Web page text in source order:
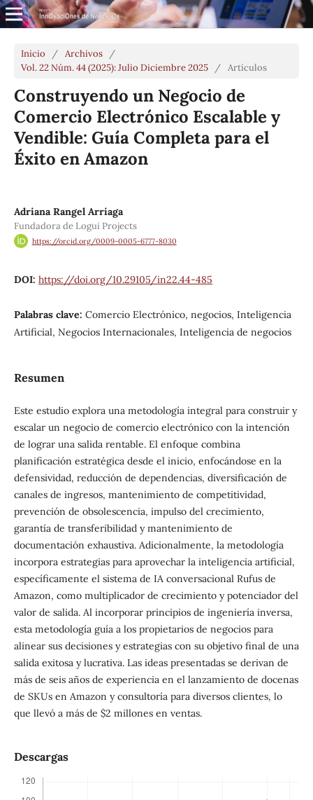
Inicio / Archivos
/
Vol. 22 Núm. 44 (2025): Julio Diciembre 2025
/ Artículos
Construyendo un Negocio de
Comercio Electrónico Escalable y
Vendible: Guía Completa para el
Éxito en Amazon
Adriana Rangel Arriaga
Fundadora de Logui Projects
https://orcid.org/0009-0005-6777-8030
DOI: https://doi.org/10.29105/in22.44-485
Palabras clave: Comercio Electrónico, negocios, Inteligencia
Artificial, Negocios Internacionales, Inteligencia de negocios
Resumen
Este estudio explora una metodología integral para construir y
escalar un negocio de comercio electrónico con la intención
de lograr una salida rentable. El enfoque combina
planificación estratégica desde el inicio, enfocándose en la
defensividad, reducción de dependencias, diversificación de
canales de ingresos, mantenimiento de competitividad,
prevención de obsolescencia, impulso del crecimiento,
garantía de transferibilidad y mantenimiento de
documentación exhaustiva. Adicionalmente, la metodología
incorpora estrategias para aprovechar la inteligencia artificial,
específicamente el sistema de IA conversacional Rufus de
Amazon, como multiplicador de crecimiento y potenciador del
valor de salida. Al incorporar principios de ingeniería inversa,
esta metodología guía a los propietarios de negocios para
alinear sus decisiones y estrategias con su objetivo final de una
salida exitosa y lucrativa. Las ideas presentadas se derivan de
más de seis años de experiencia en el lanzamiento de docenas
de SKUs en Amazon y consultoría para diversos clientes, lo
que llevó a más de $2 millones en ventas.
Descargas